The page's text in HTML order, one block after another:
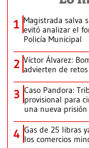
1 Magistrada salva
evitó analizar el
Policía Municipal
2 Víctor Álvarez:
advierten de
3 Caso Pandora:
provisional para
una nueva
4 Gas de 25 libras
los comercios